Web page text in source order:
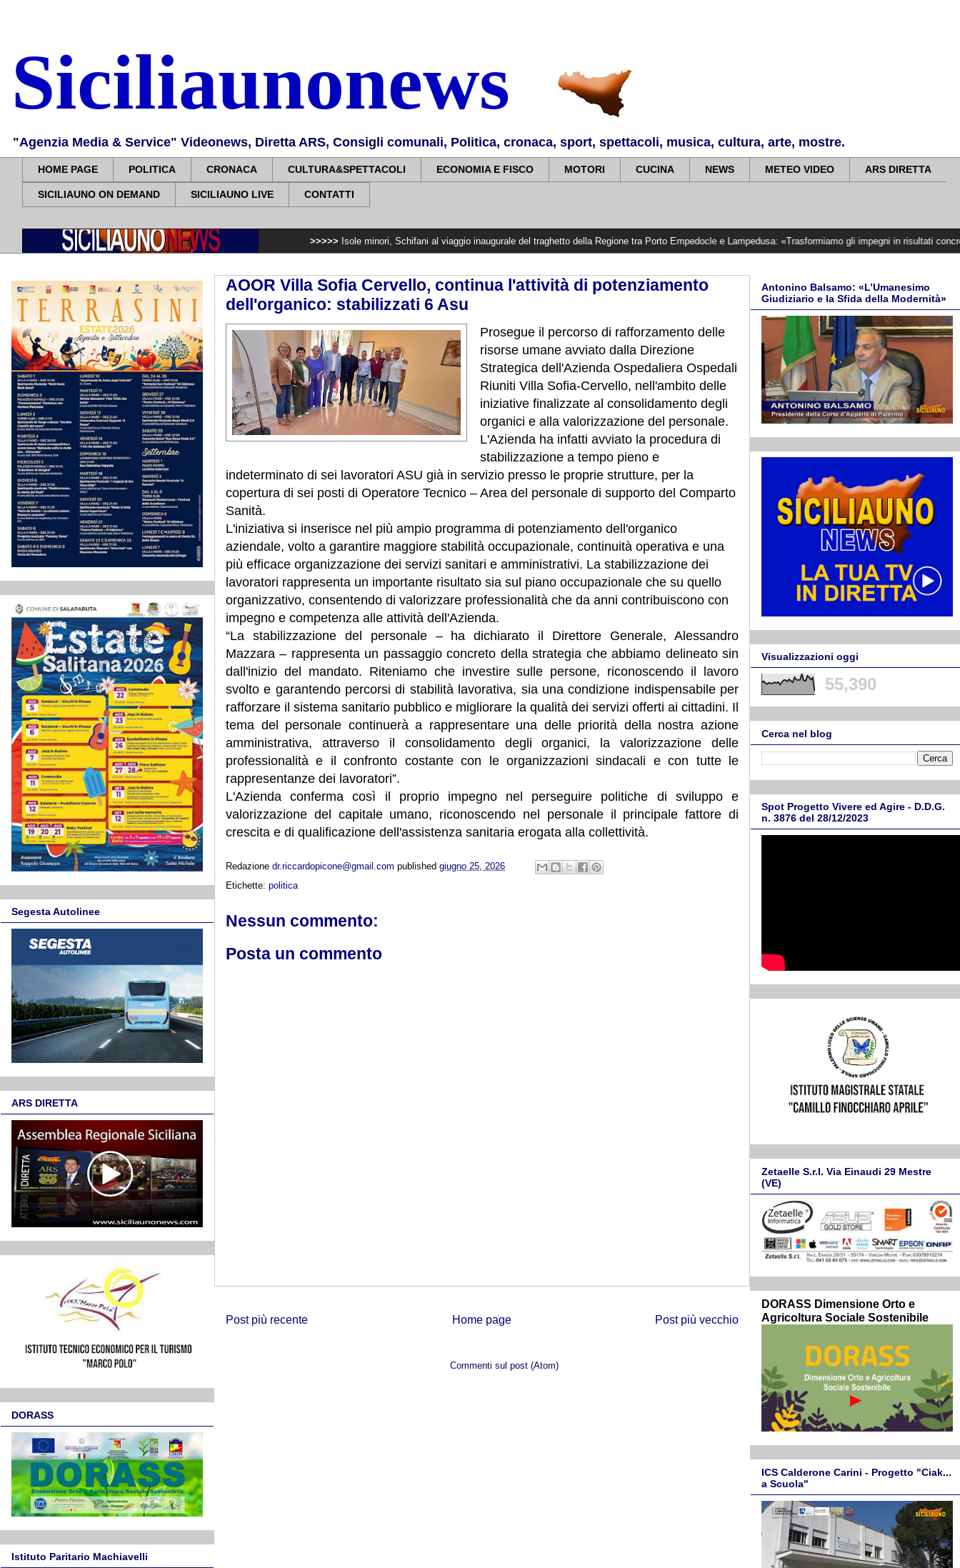
Siciliaunonews
"Agenzia Media & Service" Videonews, Diretta ARS, Consigli comunali, Politica, cronaca, sport, spettacoli, musica, cultura, arte, mostre.
HOME PAGE POLITICA CRONACA CULTURA&SPETTACOLI ECONOMIA E FISCO MOTORI CUCINA NEWS METEO VIDEO ARS DIRETTA
SICILIAUNO ON DEMAND SICILIAUNO LIVE CONTATTI
Isole minori, Schifani al viaggio inaugurale del traghetto della Regione tra Porto Empedocle e Lampedusa: «Trasformiamo gli impegni in risultati concreti» >>>>>
AOOR Villa Sofia Cervello, continua l'attività di potenziamento
dell'organico: stabilizzati 6 Asu
Prosegue il percorso di rafforzamento delle
risorse umane avviato dalla Direzione
Strategica dell'Azienda Ospedaliera Ospedali
Riuniti Villa Sofia-Cervello, nell'ambito delle
iniziative finalizzate al consolidamento degli
organici e alla valorizzazione del personale.
L'Azienda ha infatti avviato la procedura di
stabilizzazione a tempo pieno e
indeterminato di sei lavoratori ASU già in servizio presso le proprie strutture, per la
copertura di sei posti di Operatore Tecnico – Area del personale di supporto del Comparto
Sanità.
L'iniziativa si inserisce nel più ampio programma di potenziamento dell'organico
aziendale, volto a garantire maggiore stabilità occupazionale, continuità operativa e una
più efficace organizzazione dei servizi sanitari e amministrativi. La stabilizzazione dei
lavoratori rappresenta un importante risultato sia sul piano occupazionale che su quello
organizzativo, consentendo di valorizzare professionalità che da anni contribuiscono con
impegno e competenza alle attività dell'Azienda.
“La stabilizzazione del personale – ha dichiarato il Direttore Generale, Alessandro
Mazzara – rappresenta un passaggio concreto della strategia che abbiamo delineato sin
dall'inizio del mandato. Riteniamo che investire sulle persone, riconoscendo il lavoro
svolto e garantendo percorsi di stabilità lavorativa, sia una condizione indispensabile per
rafforzare il sistema sanitario pubblico e migliorare la qualità dei servizi offerti ai cittadini. Il
tema del personale continuerà a rappresentare una delle priorità della nostra azione
amministrativa, attraverso il consolidamento degli organici, la valorizzazione delle
professionalità e il confronto costante con le organizzazioni sindacali e con tutte le
rappresentanze dei lavoratori”.
L'Azienda conferma così il proprio impegno nel perseguire politiche di sviluppo e
valorizzazione del capitale umano, riconoscendo nel personale il principale fattore di
crescita e di qualificazione dell'assistenza sanitaria erogata alla collettività.
Redazione dr.riccardopicone@gmail.com published giugno 25, 2026
Etichette: politica
Nessun commento:
Posta un commento
Post più recente Post più vecchio
Home page
Commenti sul post (Atom)
Segesta Autolinee
ARS DIRETTA
DORASS
Istituto Paritario Machiavelli
Antonino Balsamo: «L’Umanesimo
Giudiziario e la Sfida della Modernità»
Visualizzazioni oggi
55,390
Cerca nel blog
Spot Progetto Vivere ed Agire - D.D.G.
n. 3876 del 28/12/2023
Zetaelle S.r.l. Via Einaudi 29 Mestre
(VE)
DORASS Dimensione Orto e
Agricoltura Sociale Sostenibile
ICS Calderone Carini - Progetto "Ciak...
a Scuola"